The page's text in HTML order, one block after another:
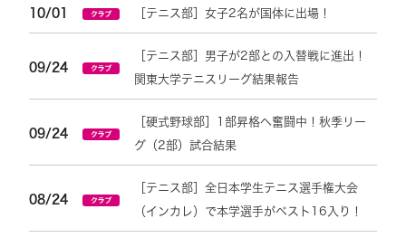
10/01 ［テニス部］女子2名が国体に出場！
09/24
［テニス部］男子が2部との入替戦に進出！
関東大学テニスリーグ結果報告
09/24
［硬式野球部］1部昇格へ奮闘中！秋季リー
グ（2部）試合結果
08/24
［テニス部］全日本学生テニス選手権大会
（インカレ）で本学選手がベスト16入り！